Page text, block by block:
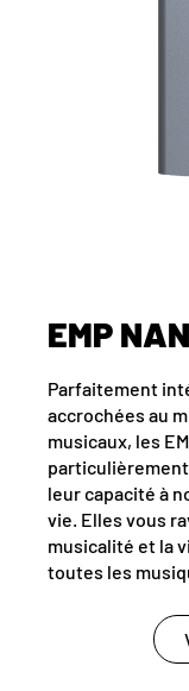
EMP
Parfaitement
accrochées au
musicaux, les
leur capacité à
vie. Elles vous
musicalité et la
toutes les